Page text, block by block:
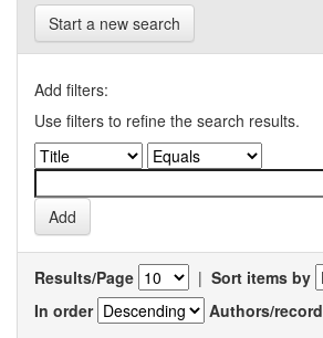
Start a new search
Add filters:
Use filters to refine the search results.
Results/Page | Sort items by
In order
Authors/record